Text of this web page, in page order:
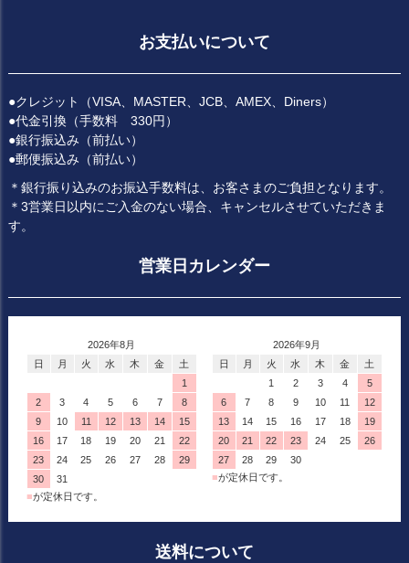
お支払いについて
●クレジット（VISA、MASTER、JCB、AMEX、Diners）
●代金引換（手数料 330円）
●銀行振込み（前払い）
●郵便振込み（前払い）
＊銀行振り込みのお振込手数料は、お客さまのご負担となります。
＊3営業日以内にご入金のない場合、キャンセルさせていただきま
す。
営業日カレンダー
2026年8月
日
月 火 水 木 金
土
1
2
3 4 5 6 7
8
9
10 11 12 13 14
15
16
17 18 19 20 21
22
23
24 25 26 27 28
29
30
31
■が定休日です。
2026年9月
日
月 火 水 木 金
土
1
2 3 4
5
6
7 8 9 10 11
12
13
14 15 16 17 18
19
20
21 22 23 24 25
26
27
28 29
30
■が定休日です。
送料について